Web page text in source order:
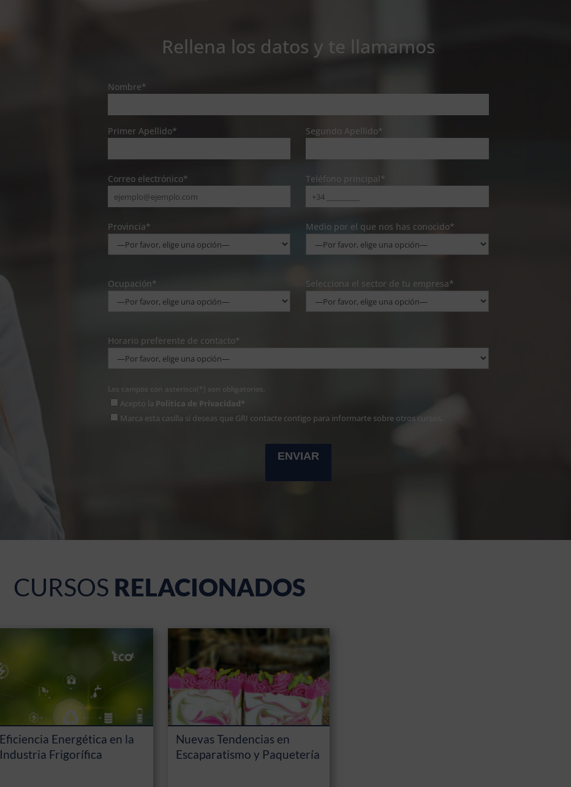
Rellena los datos y te llamamos
Nombre*
Primer Apellido* Segundo Apellido*
Correo electrónico* Teléfono principal*
Provincia* Medio por el que nos has conocido*
Ocupación* Selecciona el sector de tu empresa*
Horario preferente de contacto*
Los campos con asterisco(*) son obligatorios.
Acepto la Política de Privacidad*
Marca esta casilla si deseas que GRI contacte contigo para informarte sobre otros cursos.
CURSOS RELACIONADOS
Eficiencia Energética en la
Industria Frigorífica
Nuevas Tendencias en
Escaparatismo y Paquetería